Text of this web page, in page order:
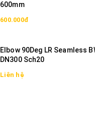
600mm
600.000đ
Elbow 90Deg LR Seamless
DN300 Sch20
Liên hệ